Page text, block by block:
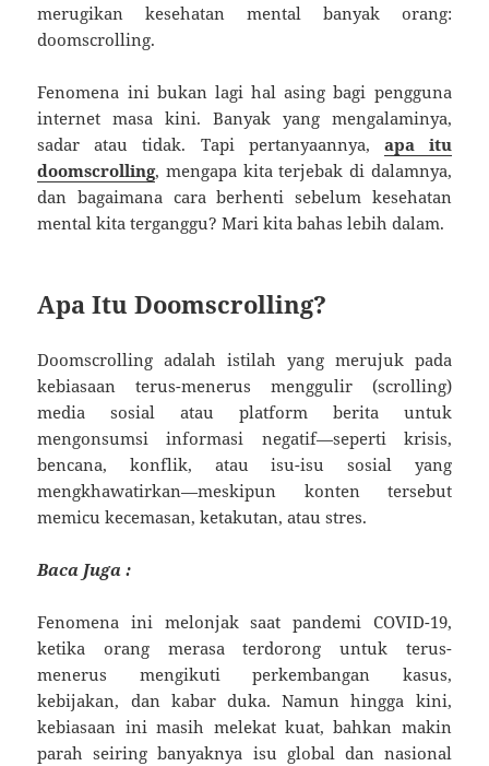
merugikan kesehatan mental banyak orang:
doomscrolling.
Fenomena ini bukan lagi hal asing bagi pengguna
internet masa kini. Banyak yang mengalaminya,
sadar atau tidak. Tapi pertanyaannya, apa itu
doomscrolling, mengapa kita terjebak di dalamnya,
dan bagaimana cara berhenti sebelum kesehatan
mental kita terganggu? Mari kita bahas lebih dalam.
Apa Itu Doomscrolling?
Doomscrolling adalah istilah yang merujuk pada
kebiasaan terus-menerus menggulir (scrolling)
media sosial atau platform berita untuk
mengonsumsi informasi negatif—seperti krisis,
bencana, konflik, atau isu-isu sosial yang
mengkhawatirkan—meskipun konten tersebut
memicu kecemasan, ketakutan, atau stres.
Baca Juga :
Fenomena ini melonjak saat pandemi COVID-19,
ketika orang merasa terdorong untuk terus-
menerus mengikuti perkembangan kasus,
kebijakan, dan kabar duka. Namun hingga kini,
kebiasaan ini masih melekat kuat, bahkan makin
parah seiring banyaknya isu global dan nasional